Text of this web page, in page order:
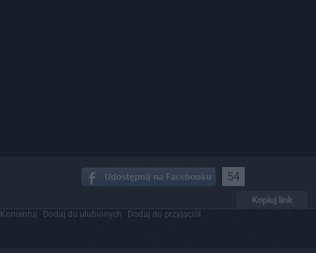
54
Kopiuj link
Komentuj Dodaj do ulubionych Dodaj do przyjaciół